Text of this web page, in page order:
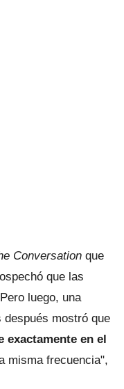
Conversation que
que las
luego, una
mostró que
exactamente en el
misma frecuencia",